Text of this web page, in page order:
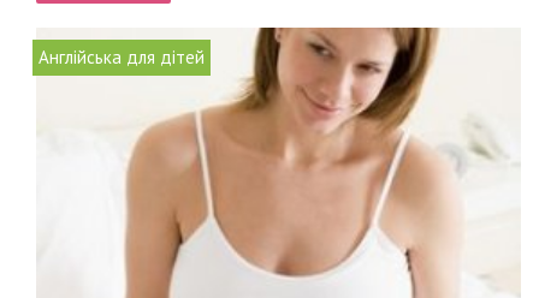
Англійська для дітей